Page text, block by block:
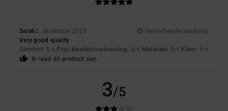
Sarah2. december 2025
Geverifieerde aankoop
Very good quality
Comfort: 5 /5 Prijs-kwaliteitverhouding: 5/5 Materiaal: 5 /5 Kleur: 5/5
Ik raad dit product aan
3/5